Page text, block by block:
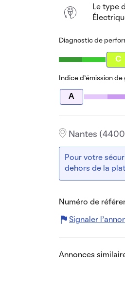
Le type
Diagnostic de
C
Indice d’émission
A
Nantes
Pour votre
dehors de la
Numéro de
Signaler
Annonces